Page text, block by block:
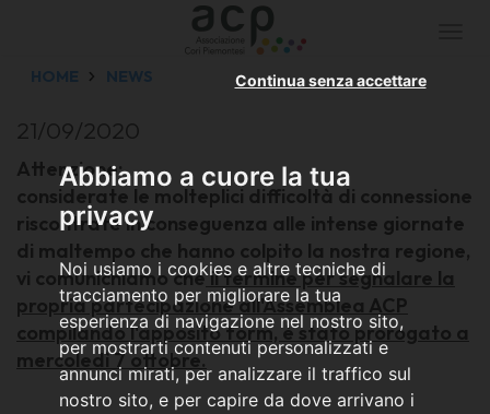
Abbiamo a cuore la tua
privacy
Noi usiamo i cookies e altre tecniche di
tracciamento per migliorare la tua
esperienza di navigazione nel nostro sito,
per mostrarti contenuti personalizzati e
annunci mirati, per analizzare il traffico sul
nostro sito, e per capire da dove arrivano i
Continua senza accettare
HOME NEWS
21/09/2020
Attenzione:
considerate le molteplici difficoltà di connessione
riscontrate in conseguenza alle intense giornate
di maltempo che hanno colpito la nostra regione,
vi comunichiamo cheil termine per segnalare la
propria partecipazione all'Assemblea ACP
compilando l'apposito form, è stato prorogato a
mercoledì 7 ottobre.